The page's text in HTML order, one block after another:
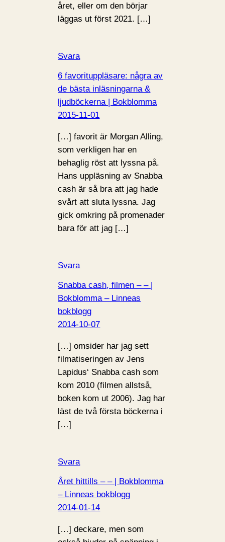
året, eller om den börjar
läggas ut först 2021. […]
Svara
6 favorituppläsare: några av
de bästa inläsningarna &
ljudböckerna | Bokblomma
2015-11-01
[…] favorit är Morgan Alling,
som verkligen har en
behaglig röst att lyssna på.
Hans uppläsning av Snabba
cash är så bra att jag hade
svårt att sluta lyssna. Jag
gick omkring på promenader
bara för att jag […]
Svara
Snabba cash, filmen – – |
Bokblomma – Linneas
bokblogg
2014-10-07
[…] omsider har jag sett
filmatiseringen av Jens
Lapidus‘ Snabba cash som
kom 2010 (filmen allstså,
boken kom ut 2006). Jag har
läst de två första böckerna i
[…]
Svara
Året hittills – – | Bokblomma
– Linneas bokblogg
2014-01-14
[…] deckare, men som